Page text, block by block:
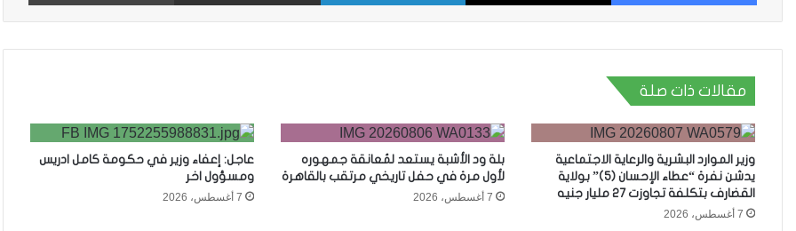
مقالات ذات صلة
وزير الموارد البشرية والرعاية الاجتماعية
يدشن نفرة “عطاء الإحسان (5)” بولاية
القضارف بتكلفة تجاوزت 27 مليار جنيه
7 أغسطس، 2026
بلة ود الأشبة يستعد لمُعانقة جمهوره
لأول مرة في حفل تاريخي مرتقب بالقاهرة
7 أغسطس، 2026
عاجل: إعفاء وزير في حكومة كامل ادريس
ومسؤول اخر
7 أغسطس، 2026